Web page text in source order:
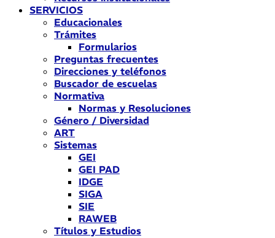
SERVICIOS
Educacionales
Trámites
Formularios
Preguntas frecuentes
Direcciones y teléfonos
Buscador de escuelas
Normativa
Normas y Resoluciones
Género / Diversidad
ART
Sistemas
GEI
GEI PAD
IDGE
SIGA
SIE
RAWEB
Títulos y Estudios